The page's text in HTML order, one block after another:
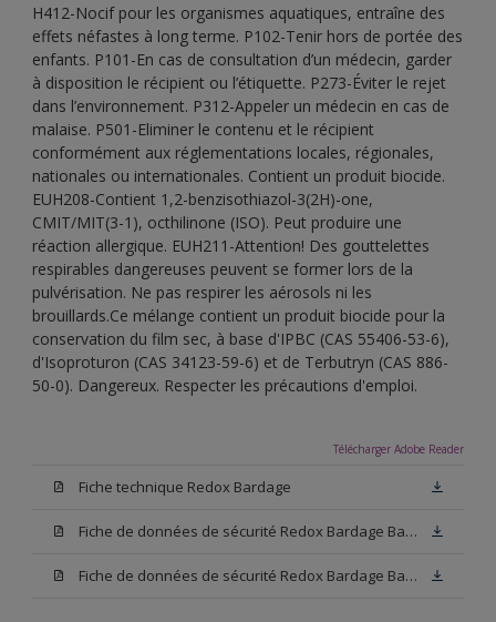
H412-Nocif pour les organismes aquatiques, entraîne des
effets néfastes à long terme. P102-Tenir hors de portée des
enfants. P101-En cas de consultation d’un médecin, garder
à disposition le récipient ou l’étiquette. P273-Éviter le rejet
dans l’environnement. P312-Appeler un médecin en cas de
malaise. P501-Eliminer le contenu et le récipient
conformément aux réglementations locales, régionales,
nationales ou internationales. Contient un produit biocide.
EUH208-Contient 1,2-benzisothiazol-3(2H)-one,
CMIT/MIT(3-1), octhilinone (ISO). Peut produire une
réaction allergique. EUH211-Attention! Des gouttelettes
respirables dangereuses peuvent se former lors de la
pulvérisation. Ne pas respirer les aérosols ni les
brouillards.Ce mélange contient un produit biocide pour la
conservation du film sec, à base d'IPBC (CAS 55406-53-6),
d'Isoproturon (CAS 34123-59-6) et de Terbutryn (CAS 886-
50-0). Dangereux. Respecter les précautions d'emploi.
Télécharger Adobe Reader
Fiche technique Redox Bardage
Fiche de données de sécurité Redox Bardage Base N00
Fiche de données de sécurité Redox Bardage Base W05